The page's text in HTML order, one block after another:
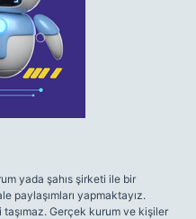
yada şahıs şirketi ile bir
paylaşımları yapmaktayız.
Gerçek kurum ve kişiler